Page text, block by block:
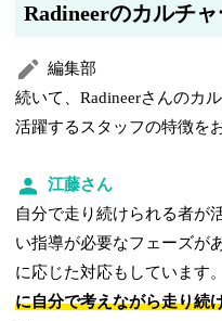
Radineerのカルチャ
編集部
続いて、Radineerさんのカ
活躍するスタッフの特徴を
江藤さん
自分で走り続けられる者が
い指導が必要なフェーズが
に応じた対応もしています
に自分で考えながら走り続